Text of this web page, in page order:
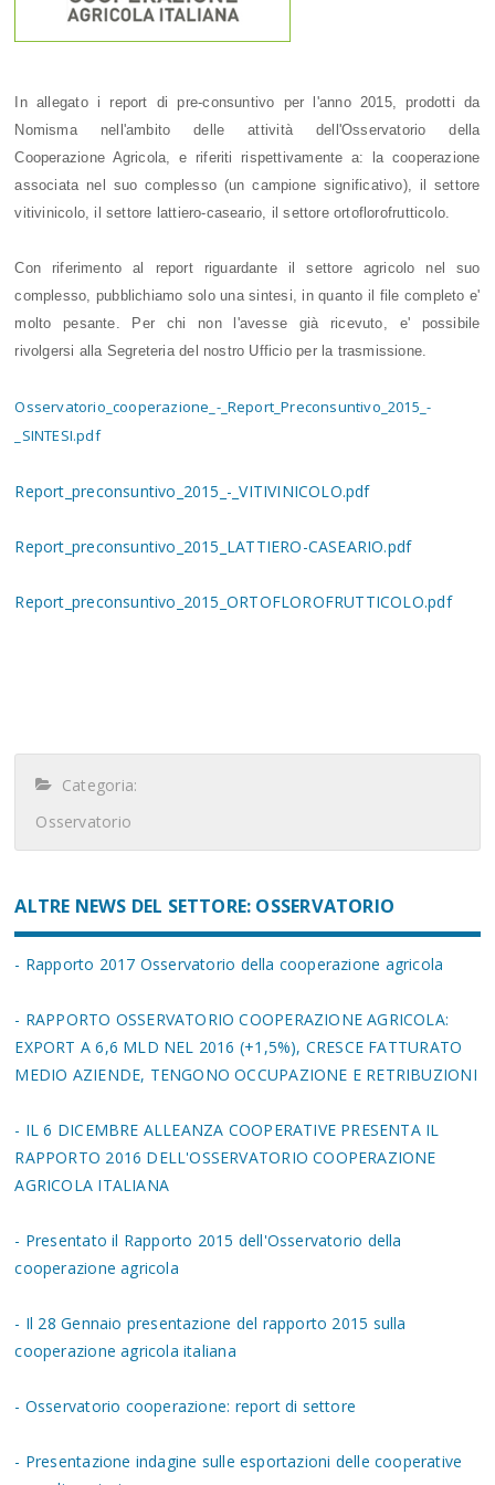
In allegato i report di pre-consuntivo per l'anno 2015, prodotti da
Nomisma nell'ambito delle attività dell'Osservatorio della
Cooperazione Agricola, e riferiti rispettivamente a: la cooperazione
associata nel suo complesso (un campione significativo), il settore
vitivinicolo, il settore lattiero-caseario, il settore ortoflorofrutticolo.
Con riferimento al report riguardante il settore agricolo nel suo
complesso, pubblichiamo solo una sintesi, in quanto il file completo e'
molto pesante. Per chi non l'avesse già ricevuto, e' possibile
rivolgersi alla Segreteria del nostro Ufficio per la trasmissione.
Osservatorio_cooperazione_-_Report_Preconsuntivo_2015_-
_SINTESI.pdf
Report_preconsuntivo_2015_-_VITIVINICOLO.pdf
Report_preconsuntivo_2015_LATTIERO-CASEARIO.pdf
Report_preconsuntivo_2015_ORTOFLOROFRUTTICOLO.pdf
Categoria:
Osservatorio
ALTRE NEWS DEL SETTORE: OSSERVATORIO
- Rapporto 2017 Osservatorio della cooperazione agricola
- RAPPORTO OSSERVATORIO COOPERAZIONE AGRICOLA:
EXPORT A 6,6 MLD NEL 2016 (+1,5%), CRESCE FATTURATO
MEDIO AZIENDE, TENGONO OCCUPAZIONE E RETRIBUZIONI
- IL 6 DICEMBRE ALLEANZA COOPERATIVE PRESENTA IL
RAPPORTO 2016 DELL'OSSERVATORIO COOPERAZIONE
AGRICOLA ITALIANA
- Presentato il Rapporto 2015 dell'Osservatorio della
cooperazione agricola
- Il 28 Gennaio presentazione del rapporto 2015 sulla
cooperazione agricola italiana
- Osservatorio cooperazione: report di settore
- Presentazione indagine sulle esportazioni delle cooperative